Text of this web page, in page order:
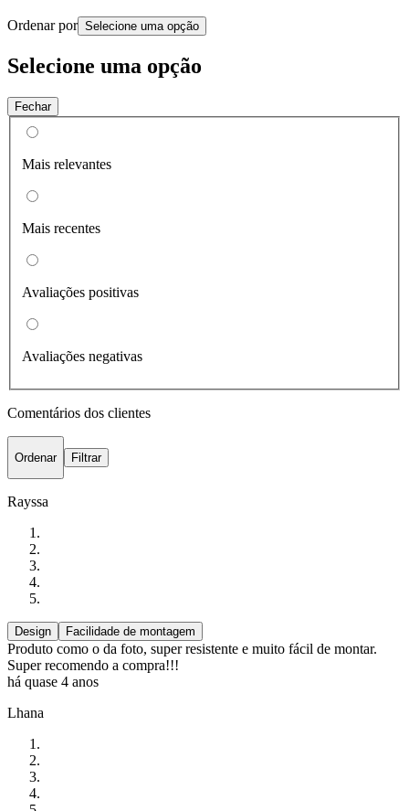
Ordenar por Selecione uma opção
Selecione uma opção
Fechar
Mais relevantes
Mais recentes
Avaliações positivas
Avaliações negativas
Comentários dos clientes
Ordenar Filtrar
Rayssa
Design Facilidade de montagem
Produto como o da foto, super resistente e muito fácil de montar.
Super recomendo a compra!!!
há quase 4 anos
Lhana